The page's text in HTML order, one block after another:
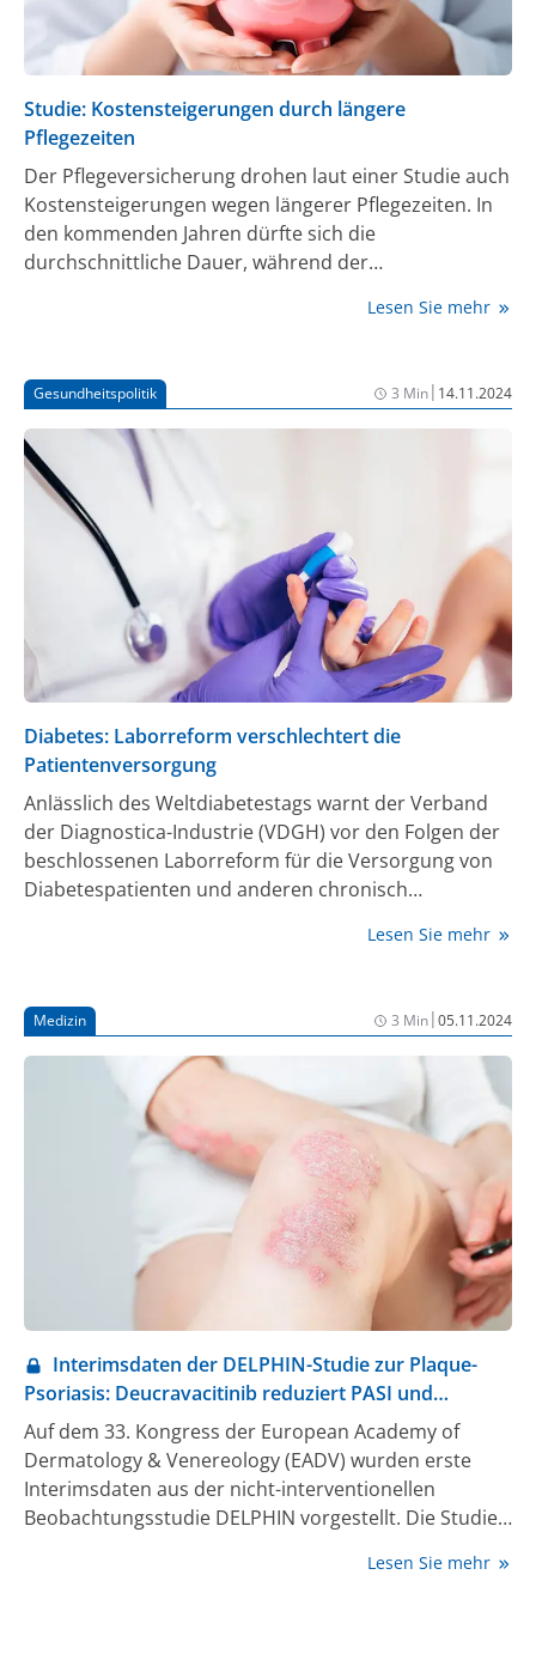
Studie: Kostensteigerungen durch längere
Pflegezeiten
Der Pflegeversicherung drohen laut einer Studie auch
Kostensteigerungen wegen längerer Pflegezeiten. In
den kommenden Jahren dürfte sich die
durchschnittliche Dauer, während der
erhalten, nahezu verdoppeln, ergab eine in Berlin
Demnach lag sie bei kürzlich verstorbenen
Pflegebedürftigen im Schnitt bei 3,9 Jahren. Bei aktuell
pflegebedürftigen Menschen dürfte sie sich auf
durchschnittlich 7,5 Jahre verlängern.
Lesen Sie mehr
Gesundheitspolitik 3 Min| 14.11.2024
Diabetes: Laborreform verschlechtert die
Patientenversorgung
Anlässlich des Weltdiabetestags warnt der Verband
der Diagnostica-Industrie (VDGH) vor den Folgen der
beschlossenen Laborreform für die Versorgung von
Diabetespatienten und anderen chronisch
von rund 500 Vergütungspositionen in der
70%. Damit ist die wirtschaftliche Durchführung
zentraler Tests in der Diabetesversorgung gefährdet,
etwa des HbA1c-Tests, der für die Langzeit-
Blutzuckermessung und Therapieplanung eine
entscheidende Rolle spielt.
Lesen Sie mehr
Medizin 3 Min|05.11.2024
Interimsdaten der DELPHIN-Studie zur Plaque-
Psoriasis: Deucravacitinib reduziert PASI und
verbessert Lebensqualität
Auf dem 33. Kongress der European Academy of
Dermatology & Venereology (EADV) wurden erste
Interimsdaten aus der nicht-interventionellen
Beobachtungsstudie DELPHIN vorgestellt. Die Studie
oralen Tyrosinkinase-2-Inhibitors und dessen Einfluss
Lesen Sie mehr